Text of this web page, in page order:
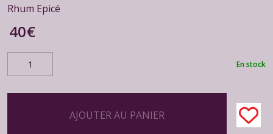
Rhum Epicé
40€
En stock
AJOUTER AU PANIER